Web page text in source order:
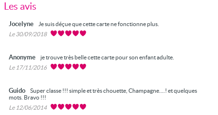
Les avis
Jocelyne
Je suis déçue que cette carte ne fonctionne plus.
Le 30/09/2018
Anonyme
je trouve très belle cette carte pour son enfant adulte.
Le 17/11/2016
Guido
Super classe !!! simple et très chouette, Champagne....! et quelques
mots. Bravo !!!
Le 12/06/2014